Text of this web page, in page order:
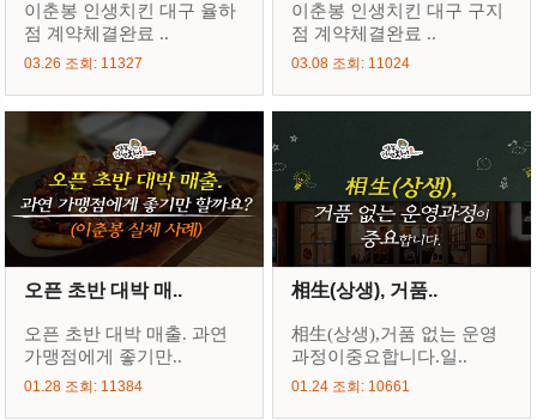
이춘봉 인생치킨 대구 율하
점 계약체결완료 ..
03.26 조회: 11327
이춘봉 인생치킨 대구 구지
점 계약체결완료 ..
03.08 조회: 11024
오픈 초반 대박 매..
오픈 초반 대박 매출. 과연
가맹점에게 좋기만..
01.28 조회: 11384
相生(상생), 거품..
相生(상생),거품 없는 운영
과정이중요합니다.일..
01.24 조회: 10661